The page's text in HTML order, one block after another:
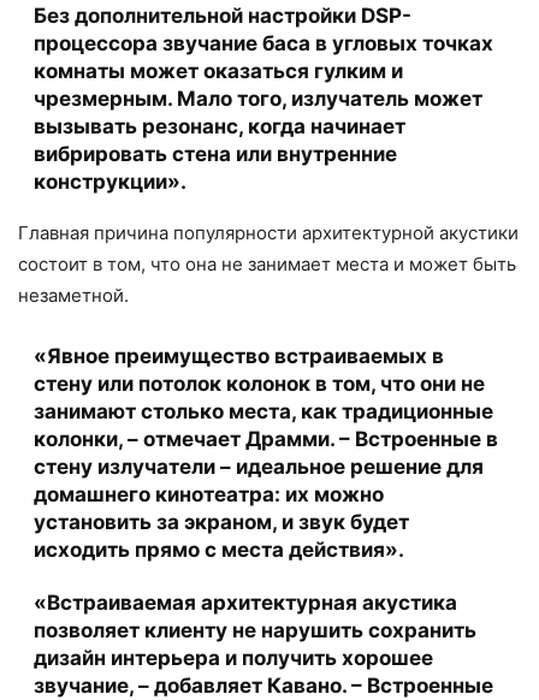
Без дополнительной настройки DSP-
процессора звучание баса в угловых точках
комнаты может оказаться гулким и
чрезмерным. Мало того, излучатель может
вызывать резонанс, когда начинает
вибрировать стена или внутренние
конструкции».
Главная причина популярности архитектурной акустики
состоит в том, что она не занимает места и может быть
незаметной.
«Явное преимущество встраиваемых в
стену или потолок колонок в том, что они не
занимают столько места, как традиционные
колонки, – отмечает Драмми. – Встроенные в
стену излучатели – идеальное решение для
домашнего кинотеатра: их можно
установить за экраном, и звук будет
исходить прямо с места действия».
«Встраиваемая архитектурная акустика
позволяет клиенту не нарушить сохранить
дизайн интерьера и получить хорошее
звучание, – добавляет Кавано. – Встроенные